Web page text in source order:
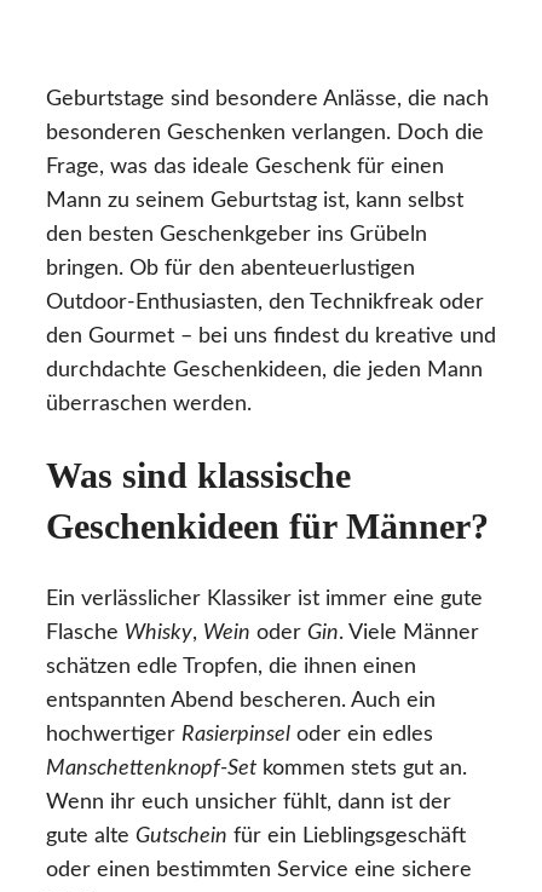
Geburtstage sind besondere Anlässe, die nach
besonderen Geschenken verlangen. Doch die
Frage, was das ideale Geschenk für einen
Mann zu seinem Geburtstag ist, kann selbst
den besten Geschenkgeber ins Grübeln
bringen. Ob für den abenteuerlustigen
Outdoor-Enthusiasten, den Technikfreak oder
den Gourmet – bei uns findest du kreative und
durchdachte Geschenkideen, die jeden Mann
überraschen werden.
Was sind klassische
Geschenkideen für Männer?
Ein verlässlicher Klassiker ist immer eine gute
Flasche Whisky, Wein oder Gin. Viele Männer
schätzen edle Tropfen, die ihnen einen
entspannten Abend bescheren. Auch ein
hochwertiger Rasierpinsel oder ein edles
Manschettenknopf-Set kommen stets gut an.
Wenn ihr euch unsicher fühlt, dann ist der
gute alte Gutschein für ein Lieblingsgeschäft
oder einen bestimmten Service eine sichere